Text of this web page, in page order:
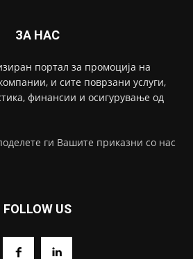
ЗА НАС
портал за промоција на
и сите поврзани услуги,
финансии и осигурување од
ги Вашите приказни со нас
FOLLOW US